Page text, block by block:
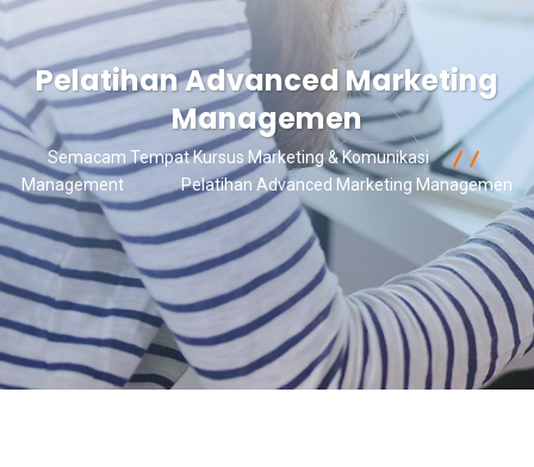
Pelatihan Advanced Marketing
Managemen
Semacam Tempat Kursus Marketing & Komunikasi
Management
Pelatihan Advanced Marketing Managemen